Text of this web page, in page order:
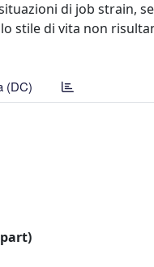
di job strain,
stile di vita non
(DC)